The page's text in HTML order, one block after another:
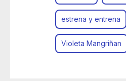
estrena y entrena
Violeta Mangriñan